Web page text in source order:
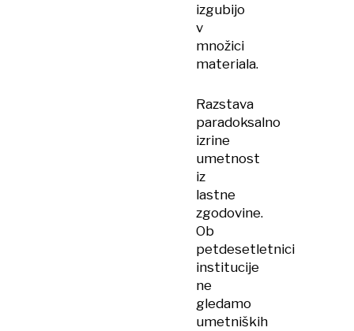
izgubijo
v
množici
materiala.
Razstava
paradoksalno
izrine
umetnost
iz
lastne
zgodovine.
Ob
petdesetletnici
institucije
ne
gledamo
umetniških